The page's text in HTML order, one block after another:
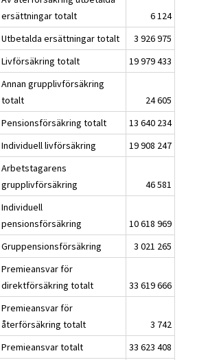
ersättningar totalt
6 124
Utbetalda ersättningar totalt
3 926 975
Livförsäkring totalt
19 979 433
Annan grupplivförsäkring
totalt
24 605
Pensionsförsäkring totalt
13 640 234
Individuell livförsäkring
19 908 247
Arbetstagarens
grupplivförsäkring
46 581
Individuell
pensionsförsäkring
10 618 969
Gruppensionsförsäkring
3 021 265
Premieansvar för
direktförsäkring totalt
33 619 666
Premieansvar för
återförsäkring totalt
3 742
Premieansvar totalt
33 623 408